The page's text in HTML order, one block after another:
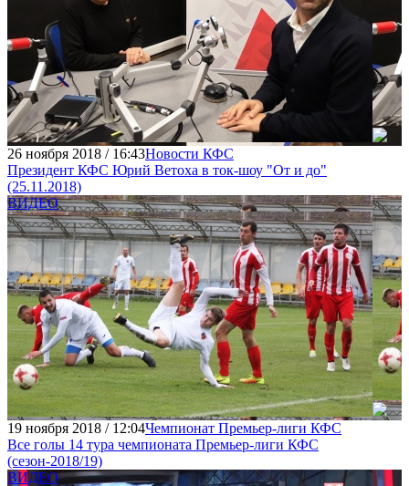
26 ноября 2018 / 16:43Новости КФС
Президент КФС Юрий Ветоха в ток-шоу "От и до"
(25.11.2018)
ВИДЕО
19 ноября 2018 / 12:04Чемпионат Премьер-лиги КФС
Все голы 14 тура чемпионата Премьер-лиги КФC
(сезон-2018/19)
ВИДЕО